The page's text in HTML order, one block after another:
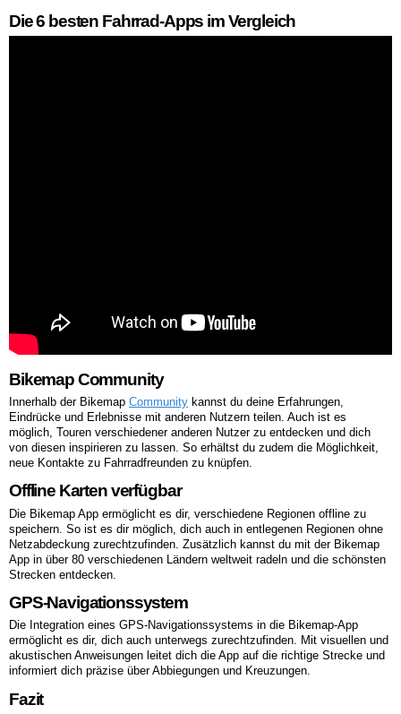
Die 6 besten Fahrrad-Apps im Vergleich
Bikemap Community
Innerhalb der Bikemap Community kannst du deine Erfahrungen,
Eindrücke und Erlebnisse mit anderen Nutzern teilen. Auch ist es
möglich, Touren verschiedener anderen Nutzer zu entdecken und dich
von diesen inspirieren zu lassen. So erhältst du zudem die Möglichkeit,
neue Kontakte zu Fahrradfreunden zu knüpfen.
Offline Karten verfügbar
Die Bikemap App ermöglicht es dir, verschiedene Regionen offline zu
speichern. So ist es dir möglich, dich auch in entlegenen Regionen ohne
Netzabdeckung zurechtzufinden. Zusätzlich kannst du mit der Bikemap
App in über 80 verschiedenen Ländern weltweit radeln und die schönsten
Strecken entdecken.
GPS-Navigationssystem
Die Integration eines GPS-Navigationssystems in die Bikemap-App
ermöglicht es dir, dich auch unterwegs zurechtzufinden. Mit visuellen und
akustischen Anweisungen leitet dich die App auf die richtige Strecke und
informiert dich präzise über Abbiegungen und Kreuzungen.
Fazit